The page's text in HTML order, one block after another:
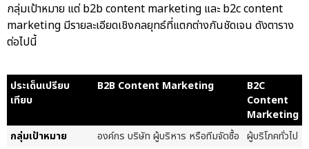
กลุ่มเป้าหมาย แต่b2b content marketing และb2c content
marketing มีรายละเอียดเชิงกลยุทธ์ที่แตกต่างกันชัดเจน ดังตาราง
ต่อไปนี้
ประเด็นเปรียบ
เทียบ
B2B Content Marketing
B2C
Content
Marketing
กลุ่มเป้าหมาย
องค์กร บริษัท ผู้บริหาร หรือทีมจัดซื้อ ผู้บริโภคทั่วไป